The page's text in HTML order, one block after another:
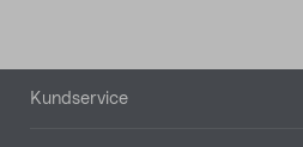
Sidfot
Kundservice